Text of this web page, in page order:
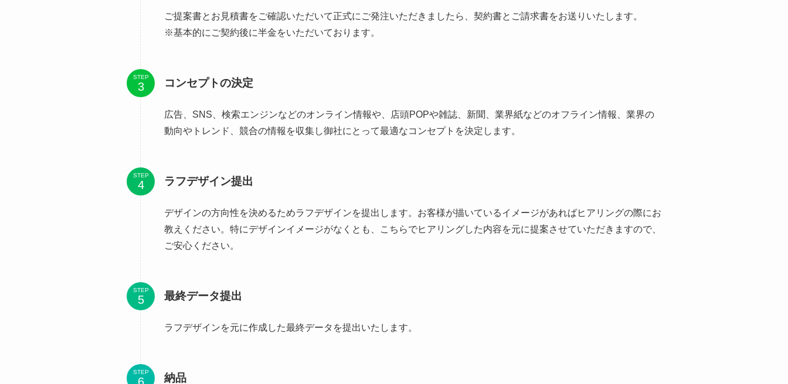
ご提案書とお見積書をご確認いただいて正式にご発注いただきましたら、契約書とご請求書をお送りいたします。
※基本的にご契約後に半金をいただいております。
STEP コンセプトの決定
広告、SNS、検索エンジンなどのオンライン情報や、店頭POPや雑誌、新聞、業界紙などのオフライン情報、業界の
動向やトレンド、競合の情報を収集し御社にとって最適なコンセプトを決定します。
STEP ラフデザイン提出
デザインの方向性を決めるためラフデザインを提出します。お客様が描いているイメージがあればヒアリングの際にお
教えください。特にデザインイメージがなくとも、こちらでヒアリングした内容を元に提案させていただきますので、
ご安心ください。
STEP 最終データ提出
ラフデザインを元に作成した最終データを提出いたします。
STEP 納品